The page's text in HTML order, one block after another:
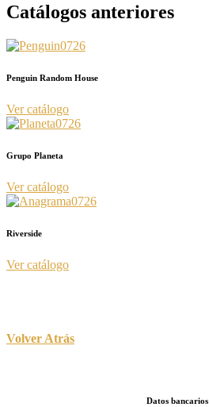
Catálogos anteriores
Penguin Random House
Ver catálogo
Grupo Planeta
Ver catálogo
Riverside
Ver catálogo
Volver Atrás
Datos bancarios